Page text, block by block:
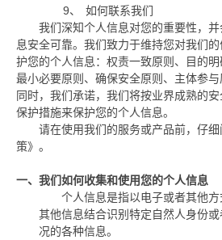
9、
如何联系我们
我们深知个人信息对您的重要性，
息安全可靠。我们致力于维持您对我们
护您的个人信息：权责一致原则、目的明
最小必要原则、确保安全原则、主体参与
同时，我们承诺，我们将按业界成熟的
保护措施来保护您的个人信息。
请在使用我们的服务或产品前，仔
策》。
一、我们如何收集和使用您的个人信息
个人信息是指以电子或者其他
其他信息结合识别特定自然人身份
况的各种信息。